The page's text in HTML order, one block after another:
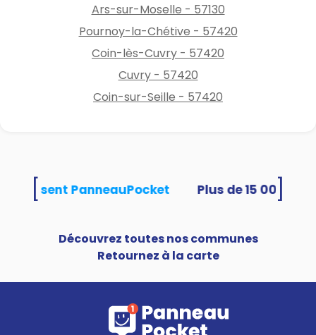
Ars-sur-Moselle - 57130
Pournoy-la-Chétive - 57420
Coin-lès-Cuvry - 57420
Cuvry - 57420
Coin-sur-Seille - 57420
utilisent PanneauPocket
Découvrez toutes nos communes
Retournez à la carte